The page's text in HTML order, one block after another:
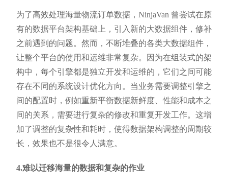
为了高效处理海量物流订单数据，NinjaVan 曾尝试在原
有的数据平台架构基础上，引入新的大数据组件，修补
之前遇到的问题。然而，不断堆叠的各类大数据组件，
让整个平台的使用和运维非常复杂。因为在组装式的架
构中，每个引擎都是独立开发和运维的，它们之间可能
存在不同的系统设计优化方向。当业务需要调整引擎之
间的配置时，例如重新平衡数据新鲜度、性能和成本之
间的关系，需要进行复杂的修改和重复开发工作。这增
加了调整的复杂性和耗时，使得数据架构调整的周期较
长，效果也不是很令人满意。
4.难以迁移海量的数据和复杂的作业